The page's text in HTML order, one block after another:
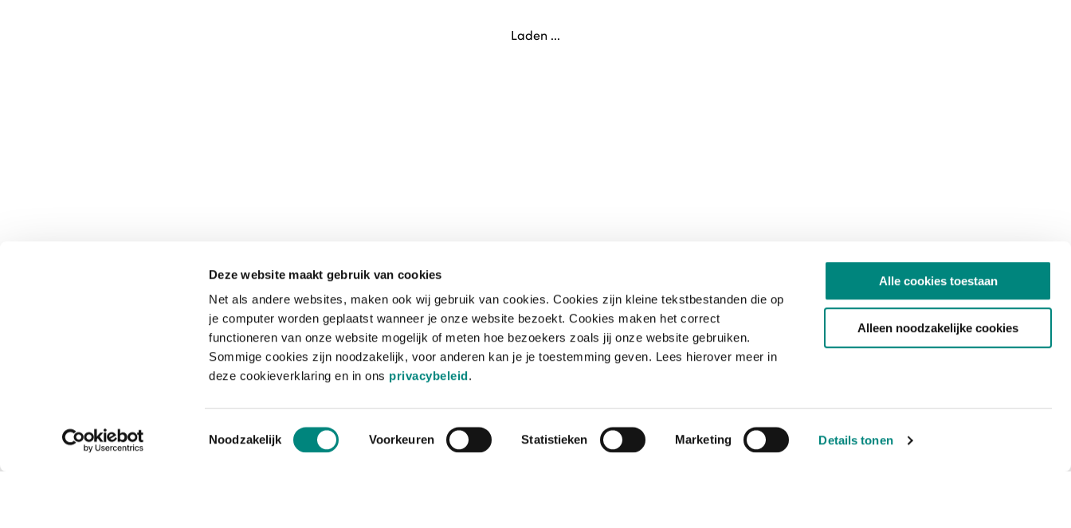
Deze website maakt gebruik van cookies
Net als andere websites, maken ook wij gebruik van cookies. Cookies zijn kleine tekstbestanden die op
je computer worden geplaatst wanneer je onze website bezoekt. Cookies maken het correct
functioneren van onze website mogelijk of meten hoe bezoekers zoals jij onze website gebruiken.
Sommige cookies zijn noodzakelijk, voor anderen kan je je toestemming geven. Lees hierover meer in
deze cookieverklaring en in ons privacybeleid.
Toestemmingsselectie
Noodzakelijk Voorkeuren Statistieken Marketing Details tonen
Alle cookies toestaan
Alleen noodzakelijke cookies
Laden ...